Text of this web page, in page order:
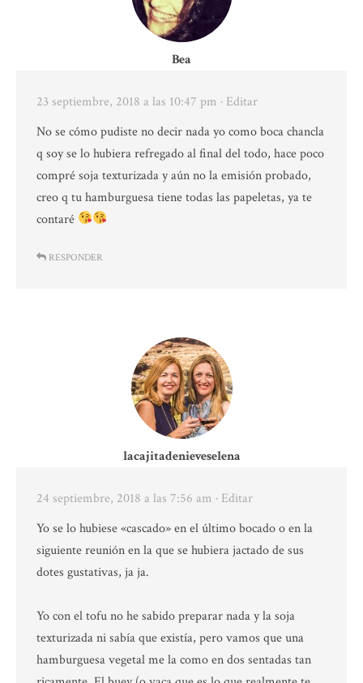
Bea
23 septiembre, 2018 a las 10:47 pm · Editar
No se cómo pudiste no decir nada yo como boca chancla
q soy se lo hubiera refregado al final del todo, hace poco
compré soja texturizada y aún no la emisión probado,
creo q tu hamburguesa tiene todas las papeletas, ya te
contaré
RESPONDER
lacajitadenieveselena
24 septiembre, 2018 a las 7:56 am · Editar
Yo se lo hubiese «cascado» en el último bocado o en la
siguiente reunión en la que se hubiera jactado de sus
dotes gustativas, ja ja.
Yo con el tofu no he sabido preparar nada y la soja
texturizada ni sabía que existía, pero vamos que una
hamburguesa vegetal me la como en dos sentadas tan